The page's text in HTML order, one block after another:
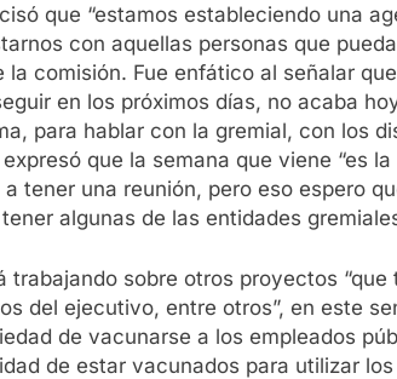
que “estamos estableciendo una
con aquellas personas que
la comisión. Fue enfático al señalar
en los próximos días, no acaba
para hablar con la gremial, con los
que la semana que viene “es
tener una reunión, pero eso espero
algunas de las entidades
trabajando sobre otros proyectos
del ejecutivo, entre otros”, en este
de vacunarse a los empleados
de estar vacunados para utilizar